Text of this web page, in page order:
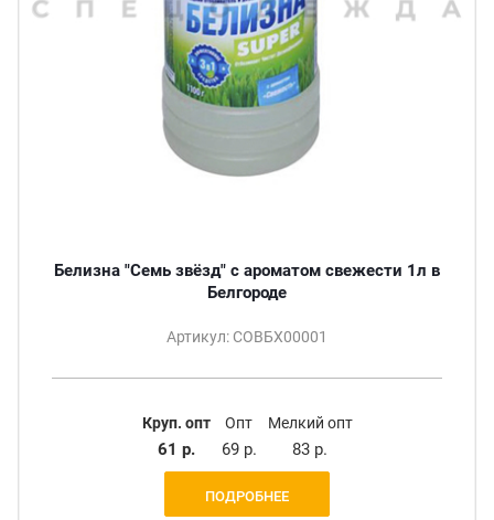
Белизна "Семь звёзд" с ароматом свежести 1л в
Белгороде
Артикул: СОВБХ00001
Круп. опт
61 р.
Опт
69 р.
Мелкий опт
83 р.
ПОДРОБНЕЕ